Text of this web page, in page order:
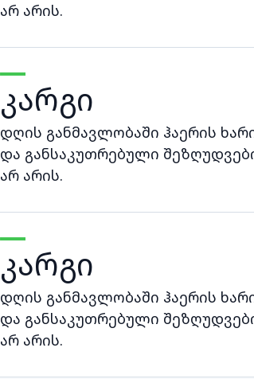
არ არის.
კარგი
დღის განმავლობაში ჰაერის
და განსაკუთრებული
არ არის.
კარგი
დღის განმავლობაში ჰაერის
და განსაკუთრებული
არ არის.